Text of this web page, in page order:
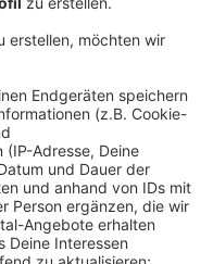
sich 20 Helfer
Maske das Ufer von
zu befreien,